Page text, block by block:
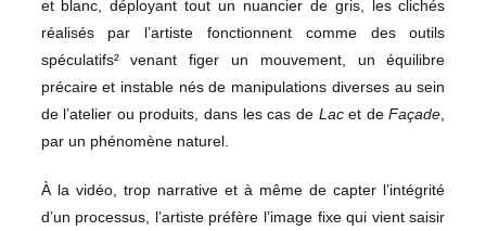
et blanc, déployant tout un nuancier de gris, les clichés
réalisés par l’artiste fonctionnent comme des outils
spéculatifs² venant figer un mouvement, un équilibre
précaire et instable nés de manipulations diverses au sein
de l’atelier ou produits, dans les cas de Lacet deFaçade
par un phénomène naturel.
À la vidéo, trop narrative et à même de capter l’intégrité
d’un processus, l’artiste préfère l’image fixe qui vient saisir